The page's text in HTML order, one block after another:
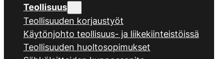
Teollisuus
Teollisuuden korjaustyöt
Käytönjohto teollisuus- ja liikekiinteistöissä
Teollisuuden huoltosopimukset